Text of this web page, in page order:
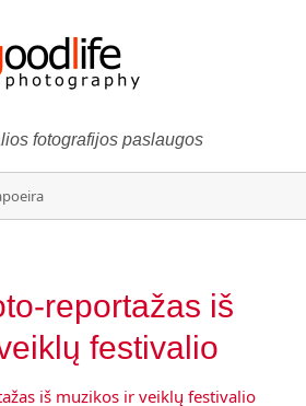
fotografijos paslaugos
reportažas iš
festivalio